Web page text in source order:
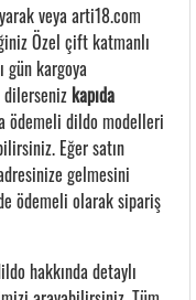
veya arti18.com
Özel çift katmanlı
gün kargoya
kapıda
ödemeli dildo modelleri
Eğer satın
gelmesini
ödemeli olarak sipariş
hakkında detaylı